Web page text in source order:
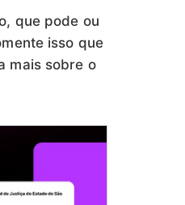
que pode ou
isso que
mais sobre o